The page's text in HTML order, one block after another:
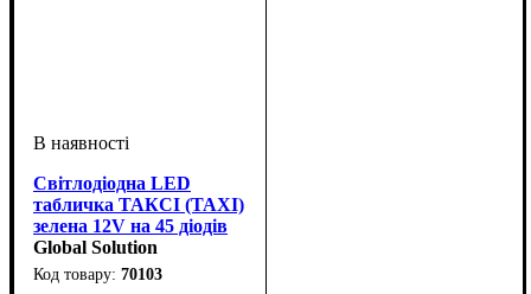
Світлодіодна LED
табличка ТАКСІ (TAXI)
зелена 12V на 45 діодів
2835SMD
Global Solution
70103